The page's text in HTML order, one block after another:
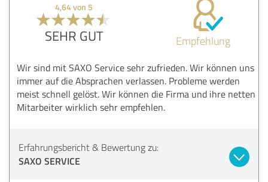
4,64 von 5
SEHR GUT Empfehlung
Wir sind mit SAXO Service sehr zufrieden. Wir können uns
immer auf die Absprachen verlassen. Probleme werden
meist schnell gelöst. Wir können die Firma und ihre netten
Mitarbeiter wirklich sehr empfehlen.
Erfahrungsbericht & Bewertung zu:
SAXO SERVICE